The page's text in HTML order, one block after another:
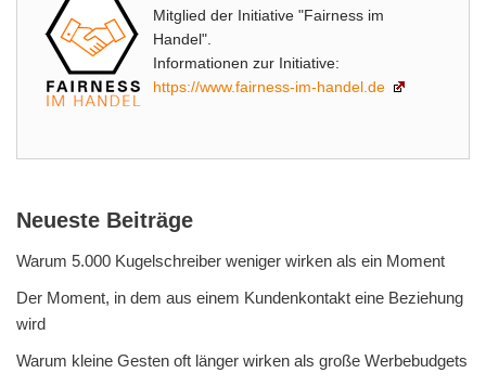
Mitglied der Initiative "Fairness im
Handel".
Informationen zur Initiative:
https://www.fairness-im-handel.de
Neueste Beiträge
Warum 5.000 Kugelschreiber weniger wirken als ein Moment
Der Moment, in dem aus einem Kundenkontakt eine Beziehung
wird
Warum kleine Gesten oft länger wirken als große Werbebudgets